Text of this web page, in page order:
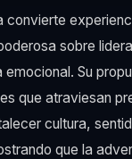
convierte
sobre
emocional. Su
que atraviesan
cultura,
que la